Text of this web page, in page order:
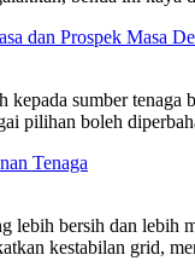
dan Prospek Masa
sumber
pilihan boleh
Tenaga
lebih bersih dan lebih
kestabilan grid,